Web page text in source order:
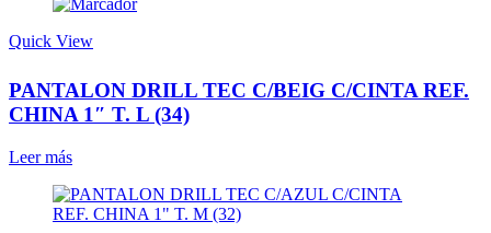
Quick View
PANTALON DRILL TEC C/BEIG C/CINTA REF.
CHINA 1″ T. L (34)
Leer más